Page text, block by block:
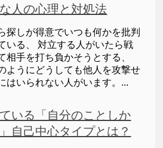
人の心理と対処法
探しが得意でいつも何かを批判
いる、 対立する人がいたら戦
相手を打ち負かそうとする、
ようにどうしても他人を攻撃せ
はいられない人がいます。...
いる「自分のことしか
自己中心タイプとは？